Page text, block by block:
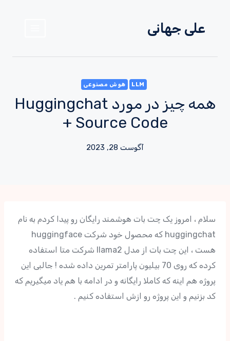
علی جهانی
LLM هوش مصنوعی
همه چیز در مورد Huggingchat
+ Source Code
آگوست 28, 2023
سلام ، امروز یک چت بات هوشمند رایگان رو پیدا کردم به نام
huggingchat که محصول خود شرکت huggingface
هست ، این چت بات از مدل llama2 شرکت متا استفاده
کرده که روی 70 بیلیون پارامتر تمرین داده شده ! جالبی این
پروژه هم اینه که کاملا رایگانه و در ادامه با هم یاد میگیریم که
کد بزنیم و این پروژه رو ازش استفاده کنیم .